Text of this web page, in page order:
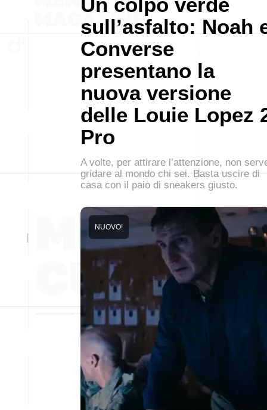
sull’asfalto: Noah
Converse
presentano la
nuova versione
delle Louie Lopez
Pro
A volte, per attirare l’attenzione, non
gridare al mondo chi sei. Basta uscire di
casa con il paio di sneakers giusto.
NUOVO!